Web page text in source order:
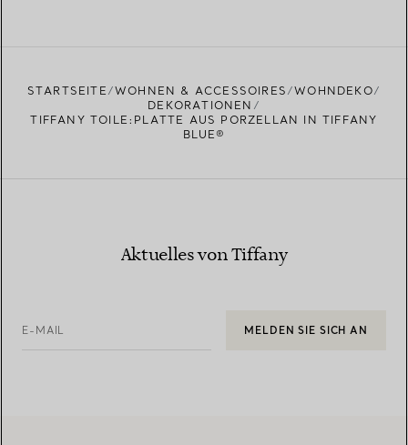
STARTSEITE WOHNEN & ACCESSOIRES
WOHNDEKO
DEKORATIONEN
TIFFANY TOILE:PLATTE AUS PORZELLAN IN TIFFANY
BLUE®
Aktuelles von Tiffany
E-MAIL MELDEN SIE SICH AN